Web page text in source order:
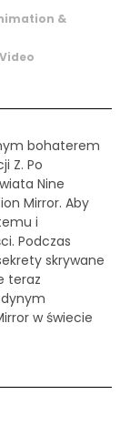
&
bohaterem
Z. Po
Nine
Mirror. Aby
i
Podczas
skrywane
teraz
w świecie